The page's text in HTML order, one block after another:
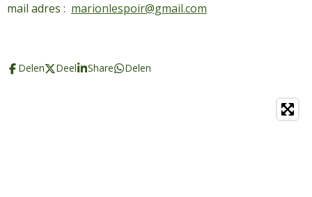
mail adres : marionlespoir@gmail.com
Delen Deel Share Delen